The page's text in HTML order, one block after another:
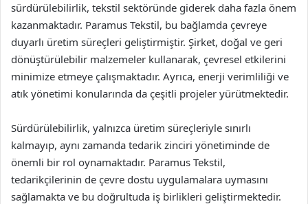
sürdürülebilirlik, tekstil sektöründe giderek daha fazla önem
kazanmaktadır. Paramus Tekstil, bu bağlamda çevreye
duyarlı üretim süreçleri geliştirmiştir. Şirket, doğal ve geri
dönüştürülebilir malzemeler kullanarak, çevresel etkilerini
minimize etmeye çalışmaktadır. Ayrıca, enerji verimliliği ve
atık yönetimi konularında da çeşitli projeler yürütmektedir.
Sürdürülebilirlik, yalnızca üretim süreçleriyle sınırlı
kalmayıp, aynı zamanda tedarik zinciri yönetiminde de
önemli bir rol oynamaktadır. Paramus Tekstil,
tedarikçilerinin de çevre dostu uygulamalara uymasını
sağlamakta ve bu doğrultuda iş birlikleri geliştirmektedir.